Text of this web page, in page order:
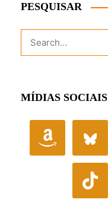
PESQUISAR
MÍDIAS SOCIAIS